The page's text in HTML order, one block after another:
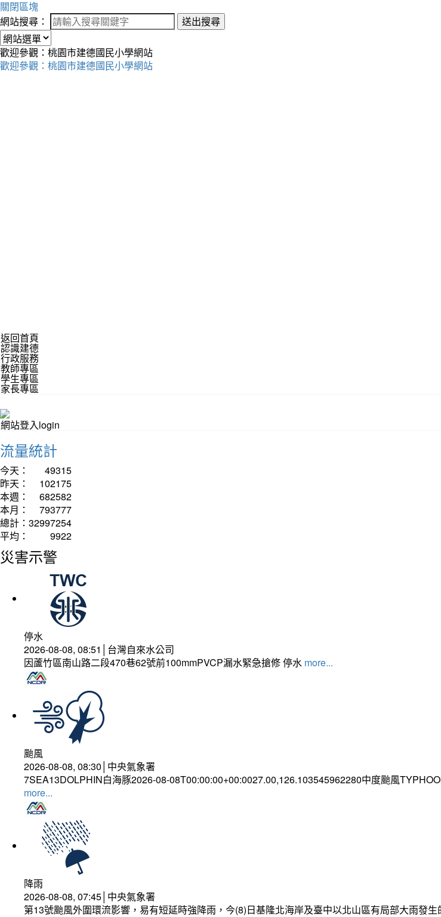
關閉區塊
網站搜尋：
送出搜尋
歡迎參觀：桃園市建德國民小學網站
歡迎參觀：桃園市建德國民小學網站
返回首頁
認識建德
行政服務
教師專區
學生專區
家長專區
網站登入login
流量統計
今天：
49315
昨天：
102175
本週：
682582
本月：
793777
總計： 32997254
平均：
9922
災害示警
停水
2026-08-08, 08:51│台灣自來水公司
因蘆竹區南山路二段470巷62號前100mmPVCP漏水緊急搶修 停水 more...
颱風
2026-08-08, 08:30│中央氣象署
7SEA13DOLPHIN白海豚2026-08-08T00:00:00+00:0027.00,126.103545962280中度颱風
more...
降雨
2026-08-08, 07:45│中央氣象署
第13號颱風外圍環流影響，易有短延時強降雨，今(8)日基隆北海岸及臺中以北山區有局部大雨發